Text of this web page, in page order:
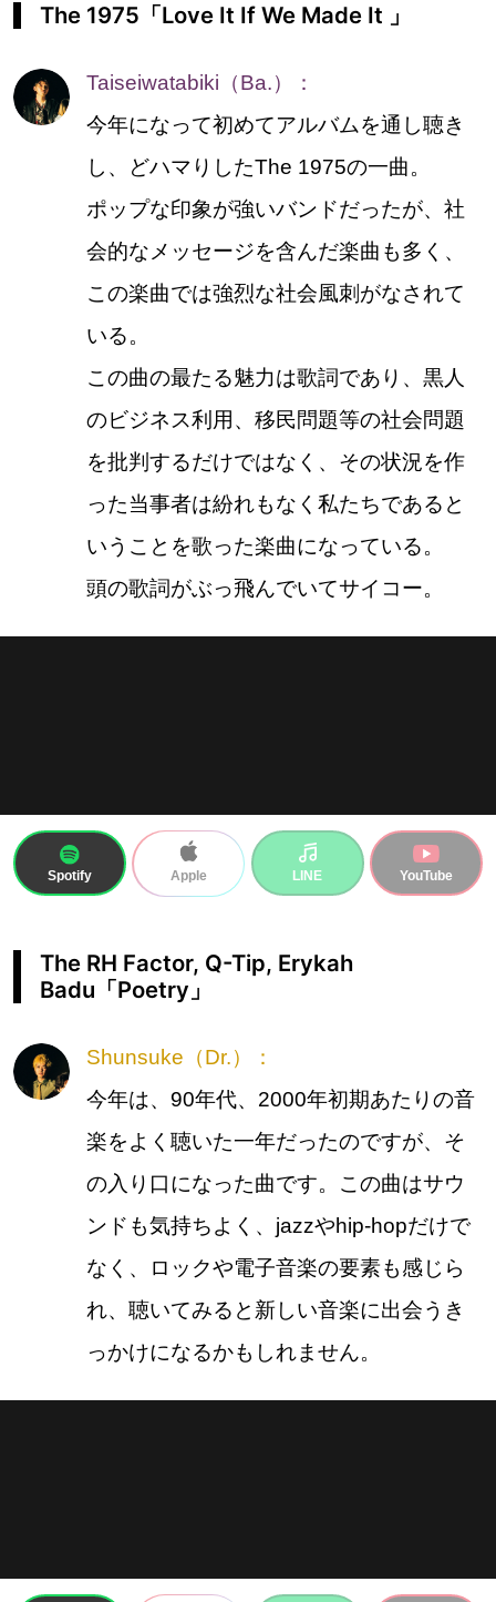
The 1975「Love It If We Made It 」
Taiseiwatabiki（Ba.）：
今年になって初めてアルバムを通し聴き
し、どハマりしたThe 1975の一曲。
ポップな印象が強いバンドだったが、社
会的なメッセージを含んだ楽曲も多く、
この楽曲では強烈な社会風刺がなされて
いる。
この曲の最たる魅力は歌詞であり、黒人
のビジネス利用、移民問題等の社会問題
を批判するだけではなく、その状況を作
った当事者は紛れもなく私たちであると
いうことを歌った楽曲になっている。
頭の歌詞がぶっ飛んでいてサイコー。
Spotify Apple LINE YouTube
The RH Factor, Q-Tip, Erykah
Badu「Poetry」
Shunsuke（Dr.）：
今年は、90年代、2000年初期あたりの音
楽をよく聴いた一年だったのですが、そ
の入り口になった曲です。この曲はサウ
ンドも気持ちよく、jazzやhip-hopだけで
なく、ロックや電子音楽の要素も感じら
れ、聴いてみると新しい音楽に出会うき
っかけになるかもしれません。